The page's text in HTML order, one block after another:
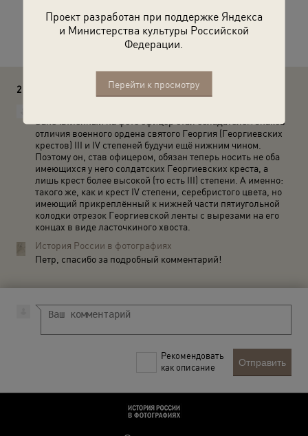
Проект разработан при поддержке Яндекса
и Министерства культуры Российской
Федерации.
Перейти к просмотру
Расскажите друзьям об этом фото
2 комментария
Запечатлённый на фото офицер стал обладателем знаков
отличия военного ордена святого Георгия (Георгиевских
крестов) III и IV степеней будучи ещё нижним чином.
Поэтому он, став офицером, обязан теперь носить не оба
имеющихся у него солдатских Георгиевских креста, а
лишь крест более высокой (то есть III) степени. А именно:
такого же, как и крест IV степени, серебристого цвета, но
имеющий прикреплённый к нижней части пятиугольной
колодки отрезок Георгиевской ленты с вырезами на его
концах в виде ласточкиного хвоста.
История России в фотографиях
Петр, спасибо за подробный комментарий!
Рекомендовать
как описание
Отправить